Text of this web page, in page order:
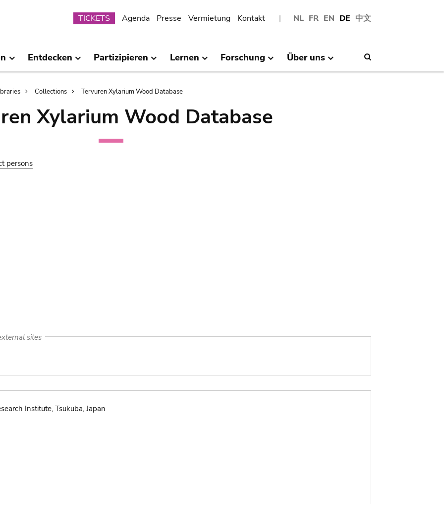
NL FR EN DE 中文
Submenu
TICKETS Agenda Presse Vermietung Kontakt
Entdecken Partizipieren Lernen Forschung Über uns
Collections Tervuren Xylarium Wood Database
Xylarium Wood Database
persons
sites
Institute, Tsukuba, Japan